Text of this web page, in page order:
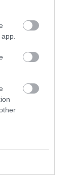
000 Ft
Stílus |